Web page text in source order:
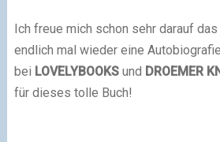
Ich freue mich schon sehr darauf das
endlich mal wieder eine
bei LOVELYBOOKSund DROEMER
für dieses tolle Buch!